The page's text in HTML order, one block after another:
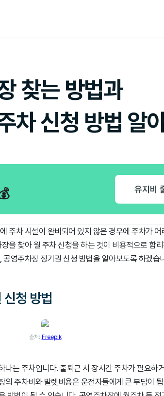
찾는 방법과
차 신청 방법 알
유지비
주차 시설이 완비되어 있지 않은 경우에 주차가 어
을 찾아 월 주차 신청을 하는 것이 비용적으로 합
영주차장 정기권 신청 방법을 알아보도록 하겠습
신청 방법
출처: Freepik
나는 주차입니다. 출퇴근 시 장시간 주차가 필요하
의 주차비와 발렛비용은 운전자들에게 큰 부담이